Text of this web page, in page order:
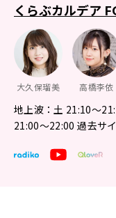
くらぶカルデア
大久保瑠美 高橋李依
地上波：土 21:10～
21:00〜22:00 過去